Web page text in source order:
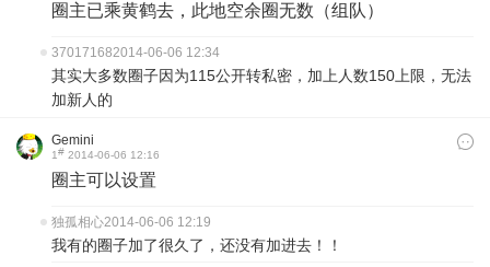
圈主已乘黄鹤去，此地空余圈无数（组队）
370171682014-06-06 12:34
其实大多数圈子因为115公开转私密，加上人数150上限，无法
加新人的
Gemini
1# 2014-06-06 12:16
圈主可以设置
独孤相心2014-06-06 12:19
我有的圈子加了很久了，还没有加进去！！